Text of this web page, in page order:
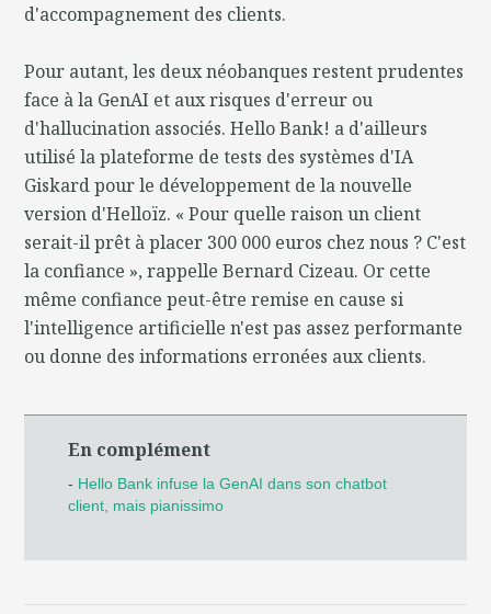
d'accompagnement des clients.
Pour autant, les deux néobanques restent prudentes
face à la GenAI et aux risques d'erreur ou
d'hallucination associés. Hello Bank! a d'ailleurs
utilisé la plateforme de tests des systèmes d'IA
Giskard pour le développement de la nouvelle
version d'Helloïz. « Pour quelle raison un client
serait-il prêt à placer 300 000 euros chez nous ? C'est
la confiance », rappelle Bernard Cizeau. Or cette
même confiance peut-être remise en cause si
l'intelligence artificielle n'est pas assez performante
ou donne des informations erronées aux clients.
En complément
- Hello Bank infuse la GenAI dans son chatbot
client, mais pianissimo